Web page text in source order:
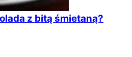
z bitą śmietaną?